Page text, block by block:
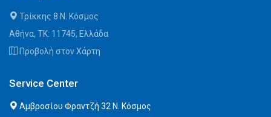
Τρίκκης 8 Ν. Κόσμος
Αθήνα, ΤΚ: 11745, Ελλάδα
Προβολή στον Χάρτη
Service Center
Αμβροσίου Φραντζή 32 Ν. Κόσμος